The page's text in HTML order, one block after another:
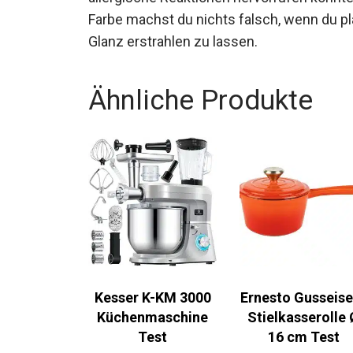
Farbe machst du nichts falsch, wenn du
Glanz erstrahlen zu lassen.
Ähnliche Produkte
Kesser K-KM 3000
Küchenmaschine
Test
Ernesto
Stielkasserolle
16 cm Test